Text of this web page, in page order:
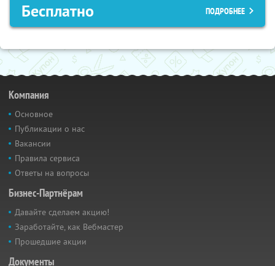
Бесплатно ПОДРОБНЕЕ
Компания
Основное
Публикации о нас
Вакансии
Правила сервиса
Ответы на вопросы
Бизнес-Партнёрам
Давайте сделаем акцию!
Заработайте, как Вебмастер
Прошедшие акции
Документы